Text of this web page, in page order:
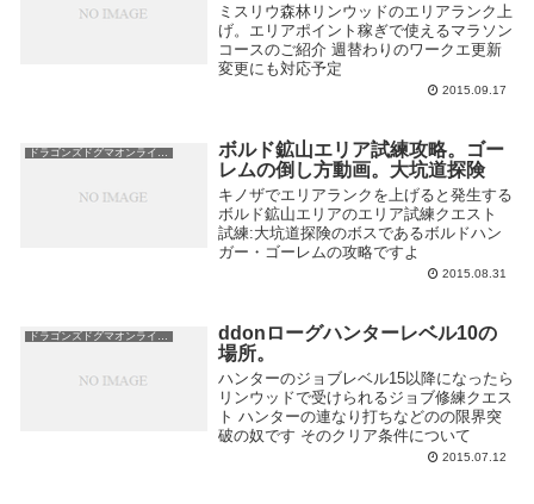
ミスリウ森林リンウッドのエリアランク上
げ。エリアポイント稼ぎで使えるマラソン
コースのご紹介 週替わりのワークエ更新
変更にも対応予定
2015.09.17
ボルド鉱山エリア試練攻略。ゴー
レムの倒し方動画。大坑道探険
キノザでエリアランクを上げると発生する
ボルド鉱山エリアのエリア試練クエスト
試練:大坑道探険のボスであるボルドハン
ガー・ゴーレムの攻略ですよ
2015.08.31
ddonローグハンターレベル10の
場所。
ハンターのジョブレベル15以降になったら
リンウッドで受けられるジョブ修練クエス
ト ハンターの連なり打ちなどのの限界突
破の奴です そのクリア条件について
2015.07.12